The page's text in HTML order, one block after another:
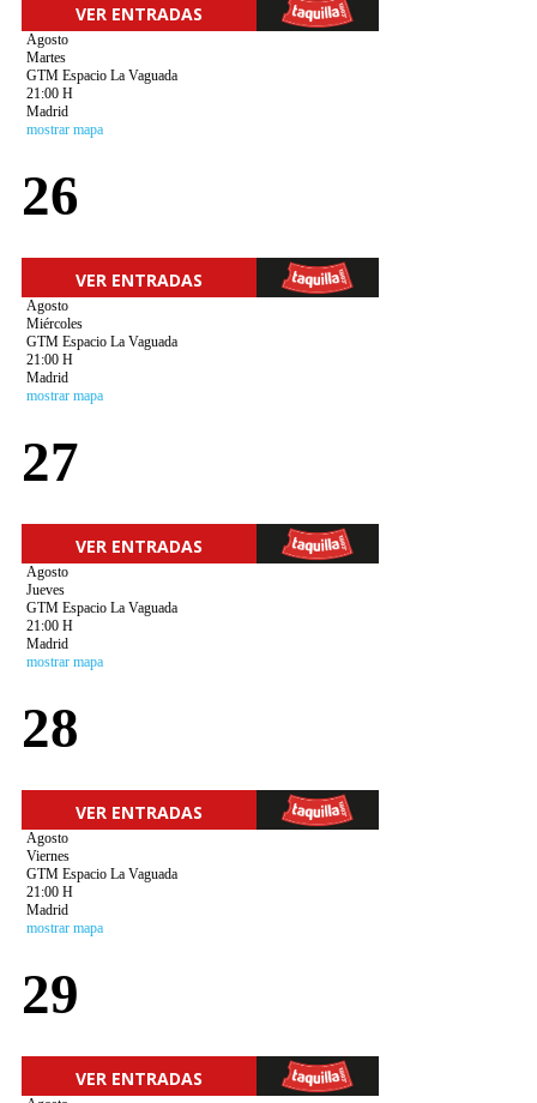
VER ENTRADAS
Agosto
Martes
GTM Espacio La Vaguada
21:00 H
Madrid
mostrar mapa
26
VER ENTRADAS
Agosto
Miércoles
GTM Espacio La Vaguada
21:00 H
Madrid
mostrar mapa
27
VER ENTRADAS
Agosto
Jueves
GTM Espacio La Vaguada
21:00 H
Madrid
mostrar mapa
28
VER ENTRADAS
Agosto
Viernes
GTM Espacio La Vaguada
21:00 H
Madrid
mostrar mapa
29
VER ENTRADAS